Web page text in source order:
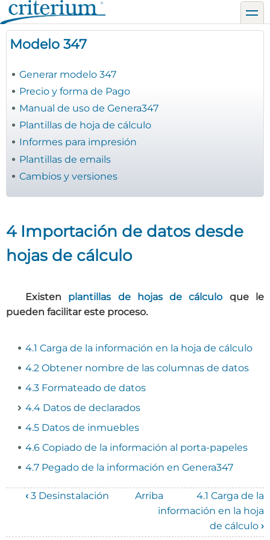
Pasar
al
contenido
principal
Modelo 347
Generar modelo 347
Precio y forma de Pago
Manual de uso de Genera347
Plantillas de hoja de cálculo
Informes para impresión
Plantillas de emails
Cambios y versiones
4 Importación de datos desde
hojas de cálculo
Existen plantillas de hojas de cálculo que le
pueden facilitar este proceso.
4.1 Carga de la información en la hoja de cálculo
4.2 Obtener nombre de las columnas de datos
4.3 Formateado de datos
4.4 Datos de declarados
4.5 Datos de inmuebles
4.6 Copiado de la información al porta-papeles
4.7 Pegado de la información en Genera347
‹ 3 Desinstalación Arriba
4.1 Carga de la
información en la hoja
de cálculo ›